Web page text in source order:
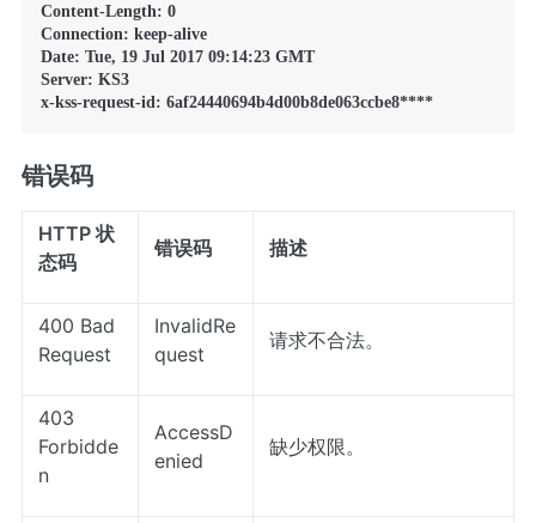
Content-Length: 0
Connection: keep-alive
Date: Tue, 19 Jul 2017 09:14:23 GMT
Server: KS3
x-kss-request-id: 6af24440694b4d00b8de063ccbe8****
错误码
HTTP 状
态码
错误码 描述
400 Bad
Request
InvalidRe
quest
请求不合法。
403
Forbidde
n
AccessD
enied
缺少权限。